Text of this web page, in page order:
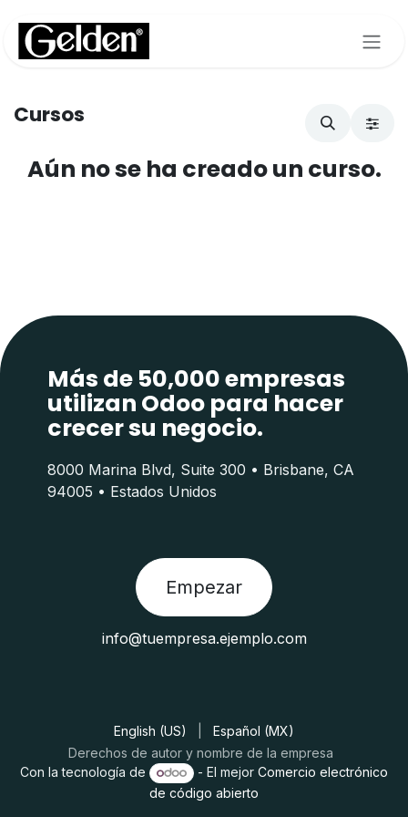
Cursos
Aún no se ha creado un curso.
Más de 50,000 empresas
utilizan Odoo para hacer
crecer su negocio.
Empezar
8000 Marina Blvd, Suite 300 • Brisbane, CA
94005 • Estados Unidos
info@tuempresa.ejemplo.com
Derechos de autor y nombre de la empresa
English (US) Español (MX)
Con la tecnología de - El mejor Comercio electrónico
de código abierto